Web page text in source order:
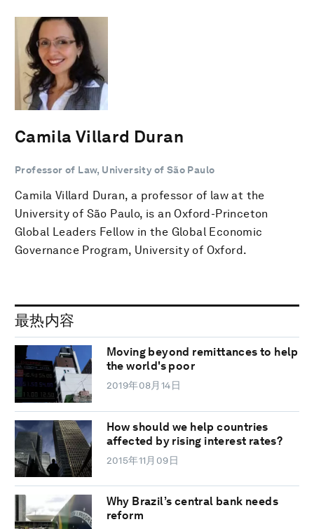
Camila Villard Duran
Professor of Law, University of São Paulo
Camila Villard Duran, a professor of law at the
University of São Paulo, is an Oxford-Princeton
Global Leaders Fellow in the Global Economic
Governance Program, University of Oxford.
最热内容
Moving beyond remittances to help
the world's poor
2019年08月14日
How should we help countries
affected by rising interest rates?
2015年11月09日
Why Brazil’s central bank needs
reform